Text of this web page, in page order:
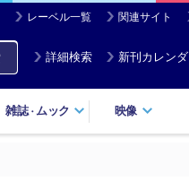
レーベル一覧 関連サイト
詳細検索 新刊カレン
雑誌・ ムック 映像